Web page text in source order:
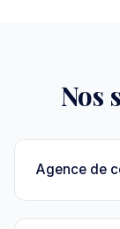
Nos
Agence de